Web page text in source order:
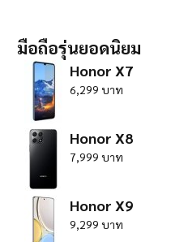
มือถือรุ่นยอดนิยม
Honor X7
6,299 บาท
Honor X8
7,999 บาท
Honor X9
9,299 บาท